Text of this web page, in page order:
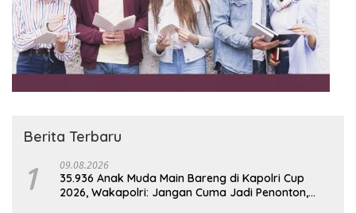
Berita Terbaru
1 09.08.2026
35.936 Anak Muda Main Bareng di Kapolri Cup
2026, Wakapolri: Jangan Cuma Jadi Penonton,